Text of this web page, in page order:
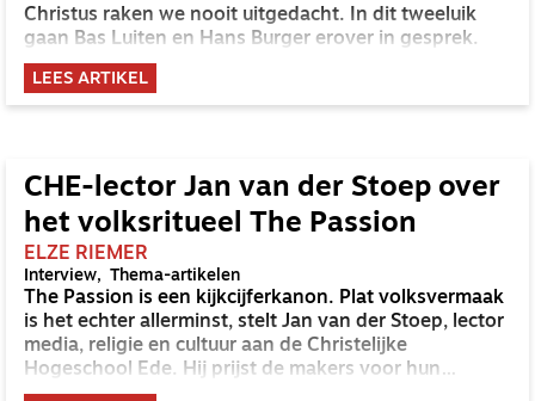
Christus raken we nooit uitgedacht. In dit tweeluik
gaan Bas Luiten en Hans Burger erover in gesprek.
LEES ARTIKEL
CHE-lector Jan van der Stoep over
het volksritueel The Passion
ELZE RIEMER
Interview Thema-artikelen
The Passion is een kijkcijferkanon. Plat volksvermaak
is het echter allerminst, stelt Jan van der Stoep, lector
media, religie en cultuur aan de Christelijke
Hogeschool Ede. Hij prijst de makers voor hun
vermogen om het verhaal van Jezus’ lijden en sterven